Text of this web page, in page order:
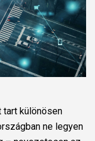
tart különösen
ne legyen